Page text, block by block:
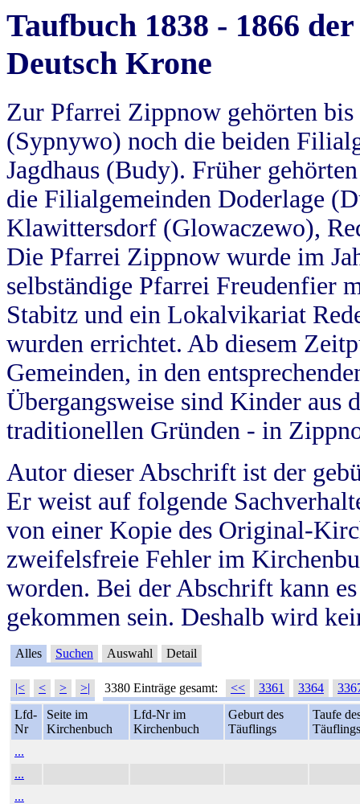
Taufbuch 1838 - 1866
Deutsch Krone
Zur Pfarrei Zippnow gehörten
(Sypnywo) noch die beiden
Jagdhaus (Budy). Früher
die Filialgemeinden Doderlage
Klawittersdorf (Glowaczewo),
Die Pfarrei Zippnow wurde im
selbständige Pfarrei Freudenfier
Stabitz und ein Lokalvikariat
wurden errichtet. Ab diesem
Gemeinden, in den
Übergangsweise sind Kinder aus
traditionellen Gründen - in
Autor dieser Abschrift ist der
Er weist auf folgende
von einer Kopie des Original-
zweifelsfreie Fehler im
worden. Bei der Abschrift kann
gekommen sein. Deshalb wird
Alles Suchen Auswahl Detail
|< < > >| 3380 Einträge gesamt: << 3361 3364
Lfd-
Nr
Seite im
Kirchenbuch
Lfd-Nr im
Kirchenbuch
Geburt des
Täuflings
Taufe
Täuflings
...
...
...